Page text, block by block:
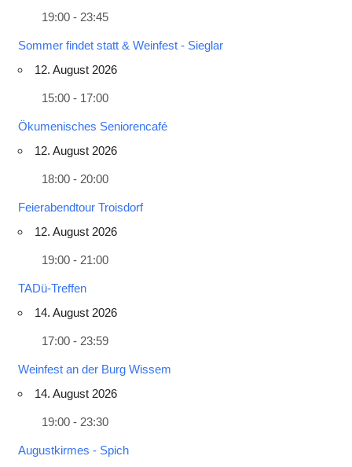
19:00 - 23:45
Sommer findet statt & Weinfest - Sieglar
12. August 2026
15:00 - 17:00
Ökumenisches Seniorencafé
12. August 2026
18:00 - 20:00
Feierabendtour Troisdorf
12. August 2026
19:00 - 21:00
TADü-Treffen
14. August 2026
17:00 - 23:59
Weinfest an der Burg Wissem
14. August 2026
19:00 - 23:30
Augustkirmes - Spich